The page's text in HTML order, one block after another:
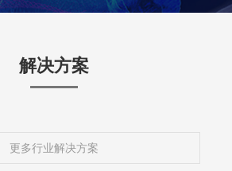
解决方案
更多行业解决方案